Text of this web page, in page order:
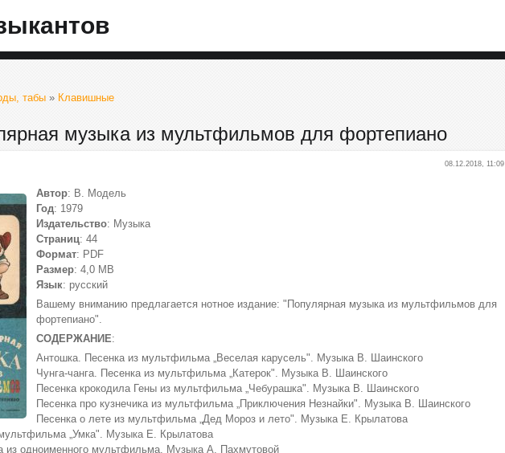
табы » Клавишные
музыка из мультфильмов для фортепиано
08.12.2018, 11:09
Автор: В. Модель
Год: 1979
Издательство: Музыка
Страниц: 44
Формат: PDF
Размер: 4,0 МВ
Язык: русский
Вашему вниманию предлагается нотное издание: "Популярная музыка из мультфильмов для
фортепиано".
СОДЕРЖАНИЕ:
Антошка. Песенка из мультфильма „Веселая карусель". Музыка В. Шаинского
Чунга-чанга. Песенка из мультфильма „Катерок". Музыка В. Шаинского
Песенка крокодила Гены из мультфильма „Чебурашка". Музыка В. Шаинского
Песенка про кузнечика из мультфильма „Приключения Незнайки". Музыка В. Шаинского
Песенка о лете из мультфильма „Дед Мороз и лето". Музыка Е. Крылатова
„Умка". Музыка Е. Крылатова
из одноименного мультфильма. Музыка А. Пахмутовой